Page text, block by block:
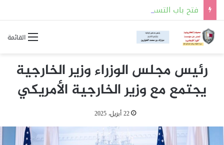
القائمة
رئيس مجلس الوزراء وزير الخارجية
يجتمع مع وزير الخارجية الأمريكي
22 أبريل، 2025